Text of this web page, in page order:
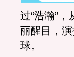
过“浩瀚”
丽醒目，
球。